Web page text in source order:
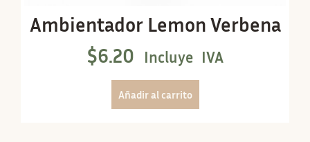
Ambientador Lemon Verbena
$6.20 Incluye IVA
Añadir al carrito